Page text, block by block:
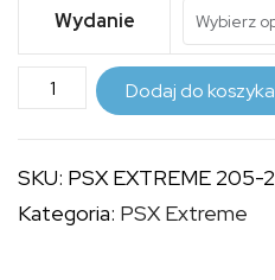
od
7,99 zł
do
9,99 zł
Wydanie
ilość
PSX
205
(2)
Dodaj do koszyka
SKU: PSX EXTREME 205-2
Kategoria: PSX Extreme